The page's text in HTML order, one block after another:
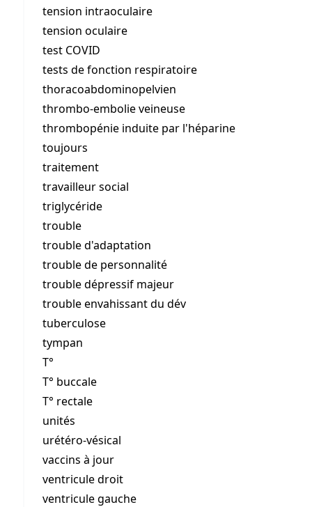
tension intraoculaire
tension oculaire
test COVID
tests de fonction respiratoire
thoracoabdominopelvien
thrombo-embolie veineuse
thrombopénie induite par l'héparine
toujours
traitement
travailleur social
triglycéride
trouble
trouble d'adaptation
trouble de personnalité
trouble dépressif majeur
trouble envahissant du dév
tuberculose
tympan
T°
T° buccale
T° rectale
unités
urétéro-vésical
vaccins à jour
ventricule droit
ventricule gauche